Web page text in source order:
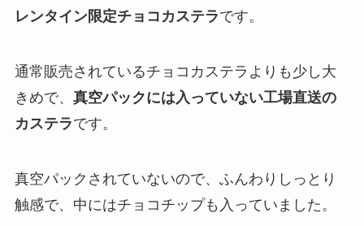
レンタイン限定チョコカステラです。
通常販売されているチョコカステラよりも少し大
きめで、 真空パックには入っていない工場直送の
カステラです。
真空パックされていないので、ふんわりしっとり
触感で、中にはチョコチップも入っていました。